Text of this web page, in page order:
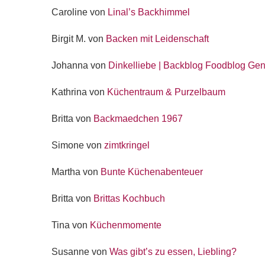
Caroline von Linal’s Backhimmel
Birgit M. von Backen mit Leidenschaft
Johanna von Dinkelliebe | Backblog Foodblog
Kathrina von Küchentraum & Purzelbaum
Britta von Backmaedchen 1967
Simone von zimtkringel
Martha von Bunte Küchenabenteuer
Britta von Brittas Kochbuch
Tina von Küchenmomente
Susanne von Was gibt’s zu essen, Liebling?